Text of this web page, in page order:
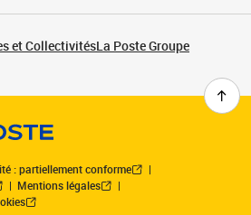
et CollectivitésLa Poste Groupe
: partiellement conforme
Mentions légales